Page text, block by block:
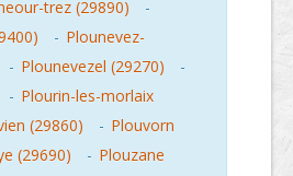
trez (29890)
-
- Plounevez-
- Plounevezel (29270)
-
- Plourin-les-morlaix
(29860) - Plouvorn
(29690) - Plouzane